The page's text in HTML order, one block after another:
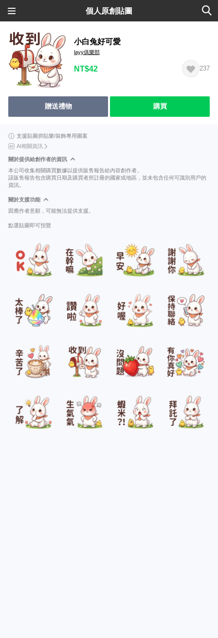
個人原創貼圖
小白兔好可愛
layy俱樂部
NT$42 237
贈送禮物 購買
支援貼圖拼貼樂/裝飾專用圖案
AI相關資訊
關於提供給創作者的資訊
本公司收集相關購買數據以提供販售報告給內容創作者。
該販售報告包含購買日期及購買者所註冊的國家或地區，並未包含任何可識別用戶的
資訊。
關於支援功能
因應作者意願，可能無法提供支援。
點選貼圖即可預覽